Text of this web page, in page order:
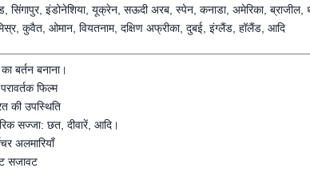
सिंगापुर, इंडोनेशिया, यूक्रेन, सऊदी अरब, स्पेन, कनाडा, अमेरिका, ब्राजील,
कुवैत, ओमान, वियतनाम, दक्षिण अफ्रीका, दुबई, इंग्लैंड, हॉलैंड, आदि
बर्तन बनाना।
फिल्म
की उपस्थिति
सज्जा: छत, दीवारें, आदि।
अलमारियाँ
सजावट